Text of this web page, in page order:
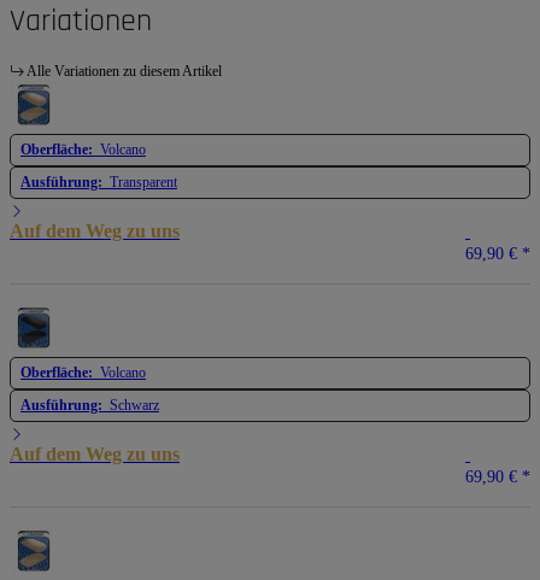
Variationen
Alle Variationen zu diesem Artikel
Oberfläche: Volcano
Ausführung: Transparent
Auf dem Weg zu uns
69,90 € *
Oberfläche: Volcano
Ausführung: Schwarz
Auf dem Weg zu uns
69,90 € *